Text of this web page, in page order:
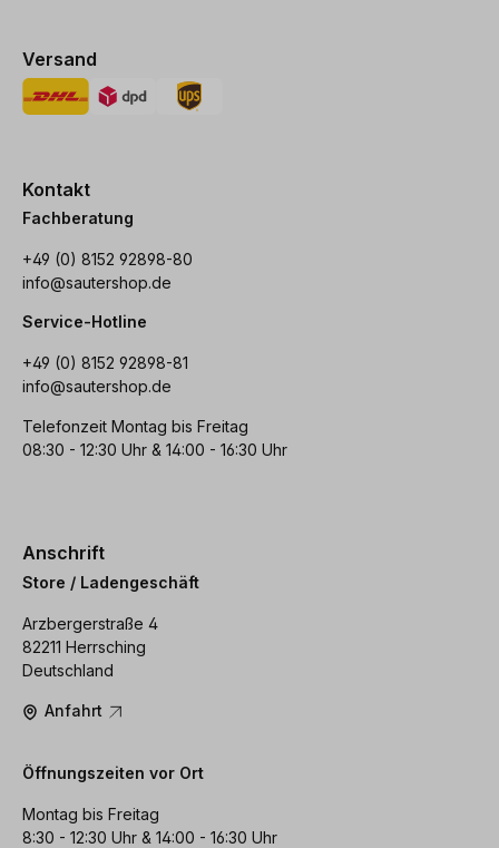
Versand
Kontakt
Fachberatung
+49 (0) 8152 92898-80
info@sautershop.de
Service-Hotline
+49 (0) 8152 92898-81
info@sautershop.de
Telefonzeit Montag bis Freitag
08:30 - 12:30 Uhr & 14:00 - 16:30 Uhr
Anschrift
Store / Ladengeschäft
Arzbergerstraße 4
82211 Herrsching
Deutschland
Anfahrt
Öffnungszeiten vor Ort
Montag bis Freitag
8:30 - 12:30 Uhr & 14:00 - 16:30 Uhr